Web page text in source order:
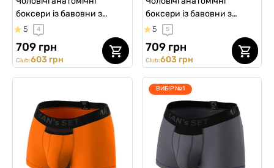
боксери із бавовни з
сіткою, Anatomic Classic
Light, Black Series,
червоний
5 4
709 грн
Club:603 грн
боксери із бавовни з
сіткою, Anatomic Classic
Light, Black Series, темно-
зелений
5 5
709 грн
Club:603 грн
ВИБІР №1